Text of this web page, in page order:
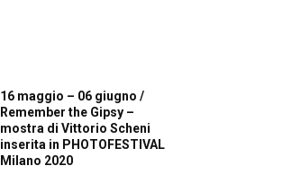
16 maggio – 06 giugno /
Remember the Gipsy –
mostra di Vittorio Scheni
inserita in PHOTOFESTIVAL
Milano 2020